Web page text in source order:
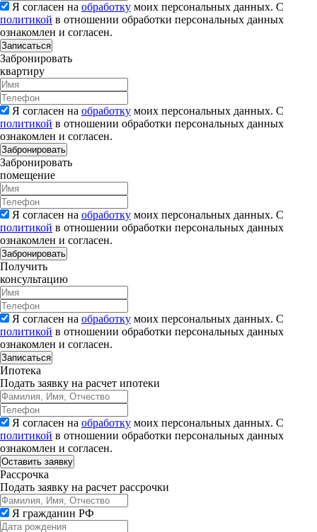
Я согласен на обработку моих персональных данных. С
политикой в отношении обработки персональных данных
ознакомлен и согласен.
Записаться
Забронировать
квартиру
Я согласен на обработку моих персональных данных. С
политикой в отношении обработки персональных данных
ознакомлен и согласен.
Забронировать
Забронировать
помещение
Я согласен на обработку моих персональных данных. С
политикой в отношении обработки персональных данных
ознакомлен и согласен.
Забронировать
Получить
консультацию
Я согласен на обработку моих персональных данных. С
политикой в отношении обработки персональных данных
ознакомлен и согласен.
Записаться
Ипотека
Подать заявку на расчет ипотеки
Я согласен на обработку моих персональных данных. С
политикой в отношении обработки персональных данных
ознакомлен и согласен.
Рассрочка
Подать заявку на расчет рассрочки
Я гражданин РФ